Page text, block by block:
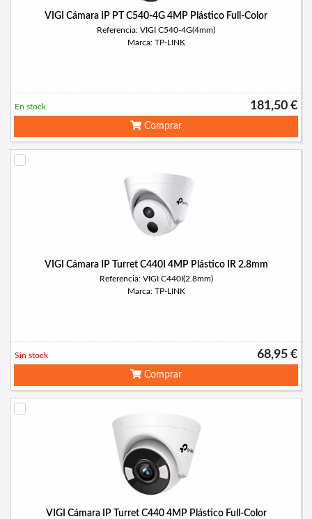
VIGI Cámara IP PT C540-4G 4MP Plástico Full-Color
Referencia: VIGI C540-4G(4mm)
Marca: TP-LINK
181,50 €
En stock
Comprar
VIGI Cámara IP Turret C440I 4MP Plástico IR 2.8mm
Referencia: VIGI C440I(2.8mm)
Marca: TP-LINK
68,95 €
Sin stock
Comprar
VIGI Cámara IP Turret C440 4MP Plástico Full-Color